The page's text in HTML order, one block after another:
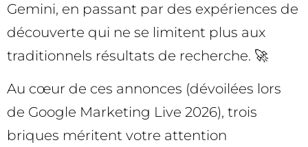
Gemini, en passant par des expériences de
découverte qui ne se limitent plus aux
traditionnels résultats de recherche. 🚀
Au cœur de ces annonces (dévoilées lors
de Google Marketing Live 2026), trois
briques méritent votre attention